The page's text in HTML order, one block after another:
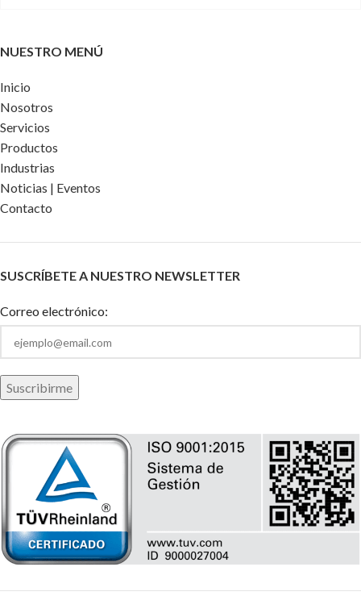
NUESTRO MENÚ
Inicio
Nosotros
Servicios
Productos
Industrias
Noticias | Eventos
Contacto
SUSCRÍBETE A NUESTRO NEWSLETTER
Correo electrónico: